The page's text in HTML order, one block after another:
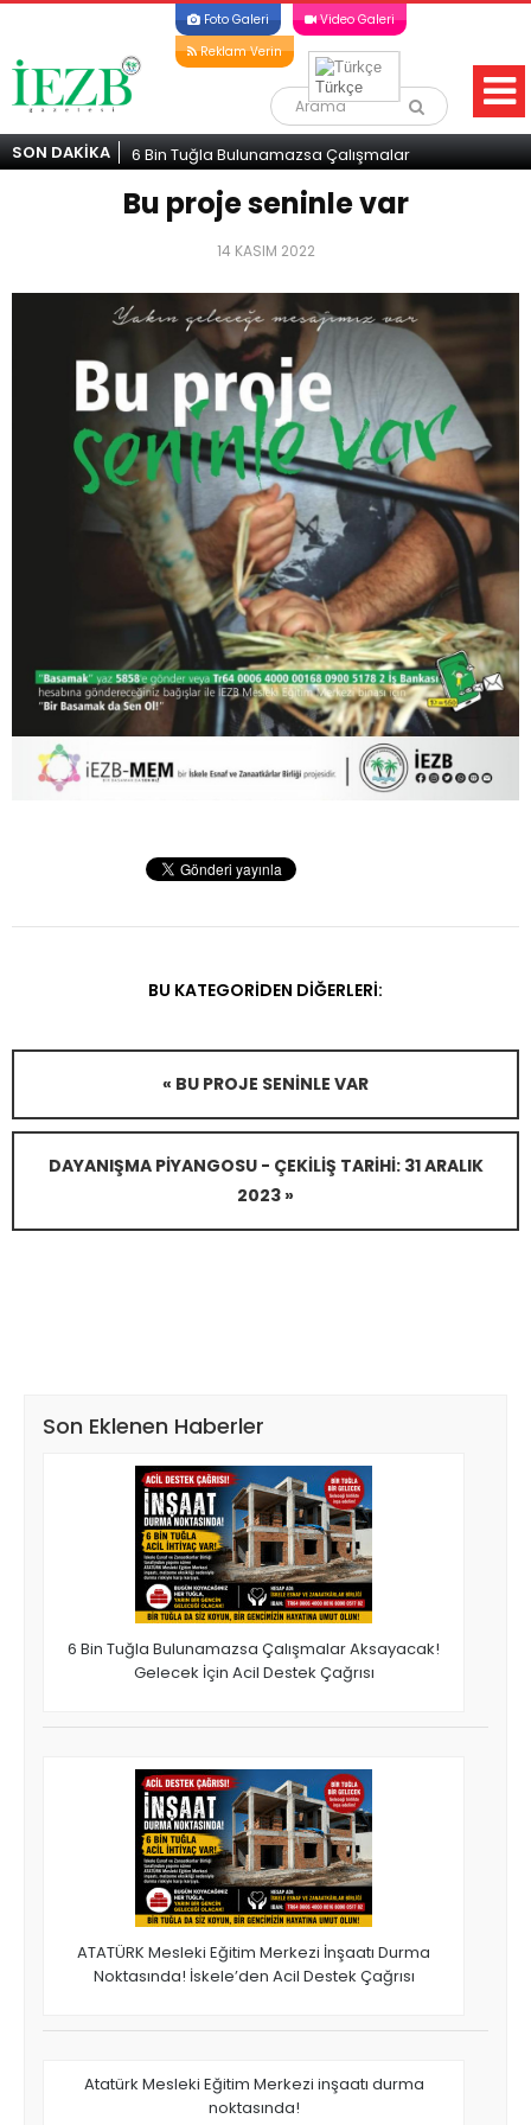
Foto Galeri
Video Galeri
Reklam Verin
Türkçe
SON DAKİKA6 Bin Tuğla Bulunamazsa Çalışmalar
ATATÜRK
Bu proje seninle var
14 KASIM 2022
BU KATEGORIDEN DIĞERLERI:
« BU PROJE SENINLE VAR
DAYANIŞMA PIYANGOSU - ÇEKILIŞ TARIHI: 31 ARALIK
2023 »
Son Eklenen Haberler
6 Bin Tuğla Bulunamazsa Çalışmalar Aksayacak!
Gelecek İçin Acil Destek Çağrısı
ATATÜRK Mesleki Eğitim Merkezi İnşaatı Durma
Noktasında! İskele’den Acil Destek Çağrısı
Atatürk Mesleki Eğitim Merkezi inşaatı durma
noktasında!